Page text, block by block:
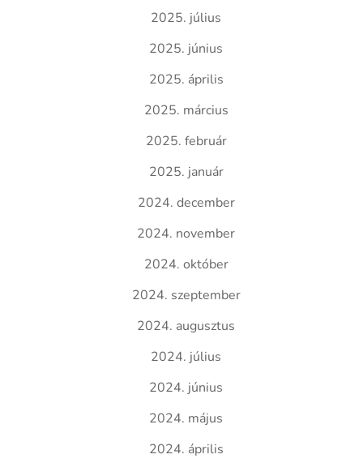
2025. július
2025. június
2025. április
2025. március
2025. február
2025. január
2024. december
2024. november
2024. október
2024. szeptember
2024. augusztus
2024. július
2024. június
2024. május
2024. április